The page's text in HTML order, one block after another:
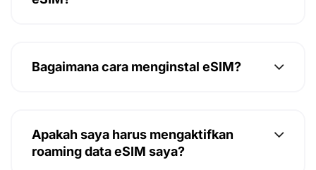
Bagaimana cara menginstal eSIM?
Apakah saya harus mengaktifkan
roaming data eSIM saya?